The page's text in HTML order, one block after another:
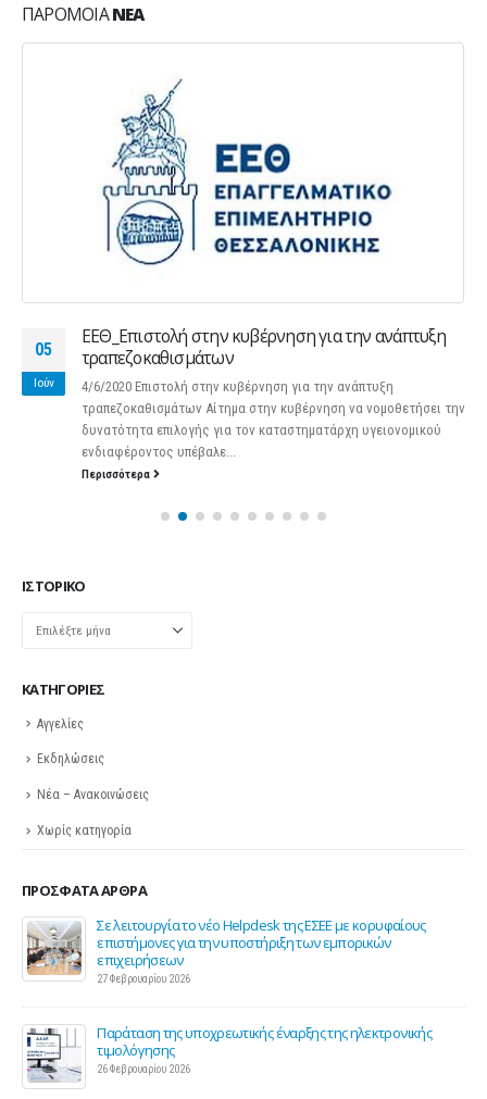
ΠΑΡΌΜΟΙΑΝΈΑ
05
Ιούν
ΕΕΘ_Επιστολή στην κυβέρνηση για την ανάπτυξη
τραπεζοκαθισμάτων
4/6/2020 Επιστολή στην κυβέρνηση για την ανάπτυξη
τραπεζοκαθισμάτων Αίτημα στην κυβέρνηση να νομοθετήσει την
δυνατότητα επιλογής για τον καταστηματάρχη υγειονομικού
ενδιαφέροντος υπέβαλε...
Περισσότερα
ΙΣΤΟΡΙΚΌ
KΑΤΗΓΟΡΊΕΣ
Αγγελίες
Εκδηλώσεις
Νέα – Ανακοινώσεις
Χωρίς κατηγορία
ΠΡΌΣΦΑΤΑ ΆΡΘΡΑ
Σε λειτουργία το νέο Helpdesk της ΕΣΕΕ με κορυφαίους
επιστήμονες για την υποστήριξη των εμπορικών
επιχειρήσεων
27 Φεβρουαρίου 2026
Παράταση της υποχρεωτικής έναρξης της ηλεκτρονικής
τιμολόγησης
26 Φεβρουαρίου 2026